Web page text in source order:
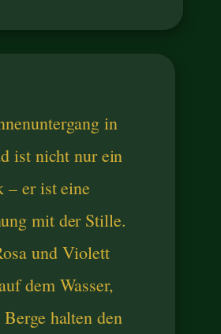
in
ist nicht nur ein
– er ist eine
mit der Stille.
und Violett
dem Wasser,
halten den